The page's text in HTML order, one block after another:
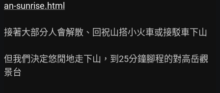
an-sunrise.html
接著大部分人會解散、回祝山搭小火車或接駁車下山
但我們決定悠閒地走下山，到25分鐘腳程的對高岳觀
景台